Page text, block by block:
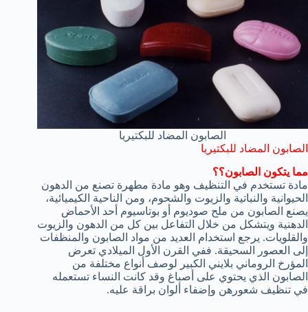
الصابون المضاد للبكتيريا
الصابون المضاد للبكتيريا
مما يتكون الصابون؟؟
مادة تستخدم في التنظيف وهو مادة مطهرة تصنع من الدهون
الحيوانية والنباتية والزيوت والشحوم، ومن الناحية الكيميائية،
يصنع الصابون من ملح صوديوم أو بوتاسيوم أحد الأحماض
الدهنية ويتشكل من خلال التفاعل بين كل من الدهون والزيوت
والقلويات. يرجع استخدام العديد من مواد الصابون والمنظفات
إلى العصور السحيقة. ففي القرن الأول الميلادي تعرض
المؤرخ الروماني بلايني الكبير لوصف أنواع مختلفة من
الصابون الذي يحتوي على أصباغ وقد كانت النساء تستعمله
في تنظيف شعورهن وإضفاء ألوان براقة عليه.